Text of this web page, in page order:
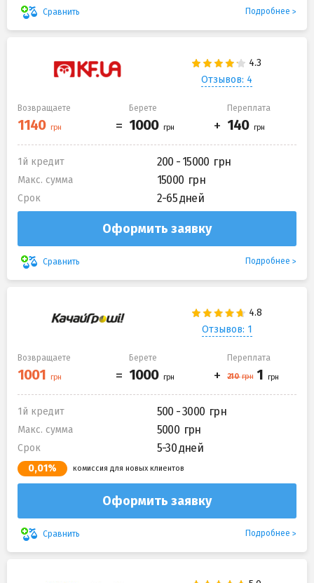
Сравнить Подробнее
Отзывов: 4
Возвращаете Берете Переплата
1й кредит 200 - 15000
Макс. сумма 15000
Срок 2-65 дней
Оформить заявку
Сравнить Подробнее
Отзывов: 1
Возвращаете Берете Переплата
1й кредит 500 - 3000
Макс. сумма 5000
Срок 5-30 дней
0,01% комиссия для новых клиентов
Оформить заявку
Сравнить Подробнее